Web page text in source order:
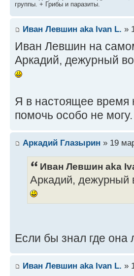
группы. + Грибы и паразиты.
Иван Левшин aka Ivan L. »
Иван Левшин на
Аркадий, дежурный
Я в настоящее время
помочь особо не могу.
Аркадий Глазырин » 19
Иван Левшин aka
Аркадий, дежурный
Если бы знал где
Иван Левшин aka Ivan L. »